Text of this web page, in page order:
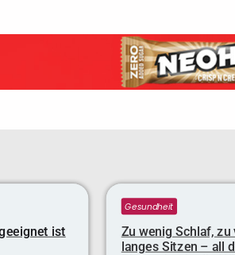
ist
Gesundheit
Zu wenig Schlaf, zu
langes Sitzen – all